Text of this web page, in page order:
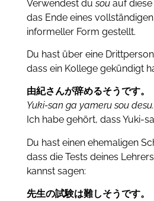
Verwendest dusouauf diese
das Ende eines
informeller Form gestellt.
Du hast über eine
dass ein Kollege gekündigt
由紀さんが辞めるそうです。
Yuki-san ga yameru sou desu.
Ich habe gehört, dass Yuki-
Du hast einen ehemaligen
dass die Tests deines
kannst sagen:
先生の試験は難しそうです。